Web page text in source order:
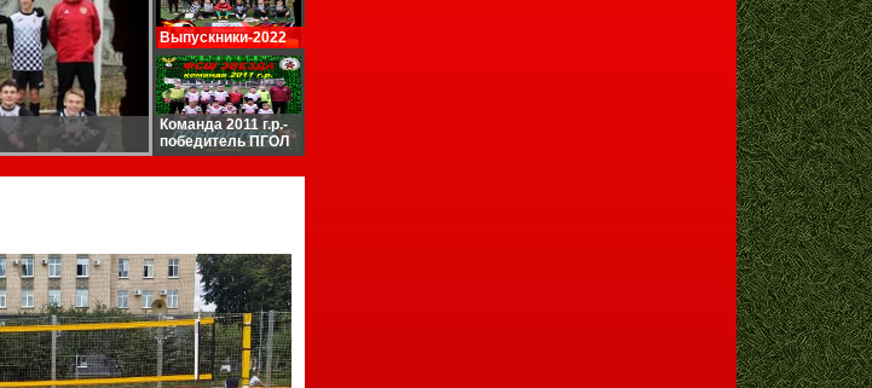
Выпускники-2022
Команда 2011 г.р.-
победитель ПГОЛ